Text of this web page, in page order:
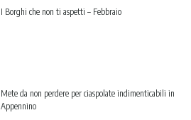
I Borghi che non ti aspetti – Febbraio
Mete da non perdere per ciaspolate indimenticabili in
Appennino